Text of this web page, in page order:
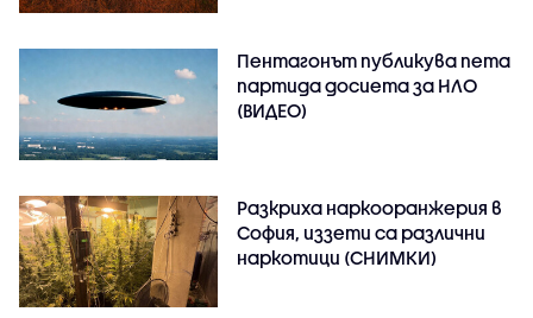
Пентагонът публикува пета
партида досиета за НЛО
(ВИДЕО)
Разкриха наркооранжерия в
София, иззети са различни
наркотици (СНИМКИ)